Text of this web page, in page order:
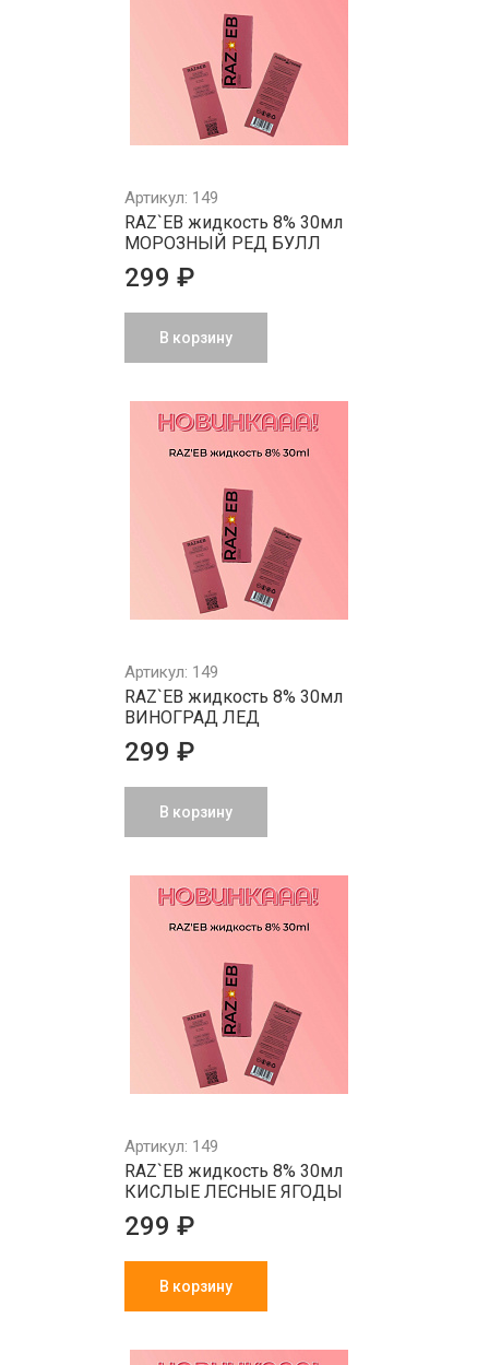
Артикул: 149
RAZ`EB жидкость 8% 30мл
МОРОЗНЫЙ РЕД БУЛЛ
299 ₽
В корзину
Артикул: 149
RAZ`EB жидкость 8% 30мл
ВИНОГРАД ЛЕД
299 ₽
В корзину
Артикул: 149
RAZ`EB жидкость 8% 30мл
КИСЛЫЕ ЛЕСНЫЕ ЯГОДЫ
299 ₽
В корзину